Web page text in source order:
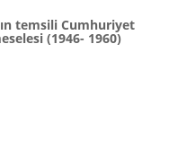
temsili Cumhuriyet
(1946- 1960)